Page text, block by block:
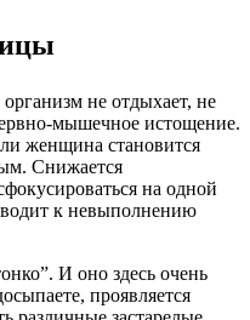
не отдыхает, не
мышечное истощение.
женщина становится
Снижается
на одной
к невыполнению
И оно здесь очень
проявляется